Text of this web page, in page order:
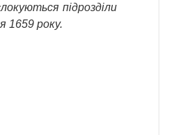
підрозділи
1659 року.